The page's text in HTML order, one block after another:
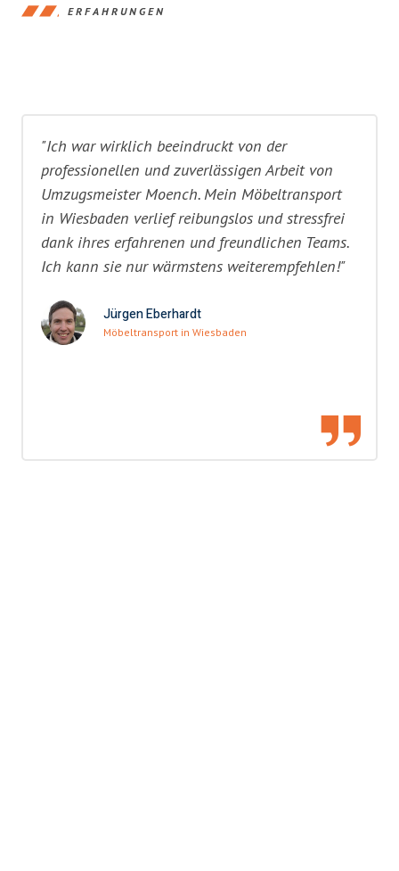
ERFAHRUNGEN
"Ich war wirklich beeindruckt von der
professionellen und zuverlässigen Arbeit von
Umzugsmeister Moench. Mein Möbeltransport
in Wiesbaden verlief reibungslos und stressfrei
dank ihres erfahrenen und freundlichen Teams.
Ich kann sie nur wärmstens weiterempfehlen!"
Jürgen Eberhardt
Möbeltransport in Wiesbaden